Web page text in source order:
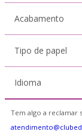
Acabamento
Tipo de papel
Idioma
Tem algo a reclamar